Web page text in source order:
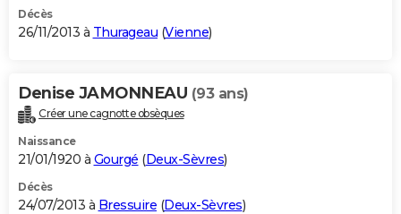
Décès
26/11/2013 à Thurageau (Vienne)
Denise JAMONNEAU (93 ans)
Créer une cagnotte obsèques
Naissance
21/01/1920 à Gourgé (Deux-Sèvres)
Décès
24/07/2013 à Bressuire (Deux-Sèvres)